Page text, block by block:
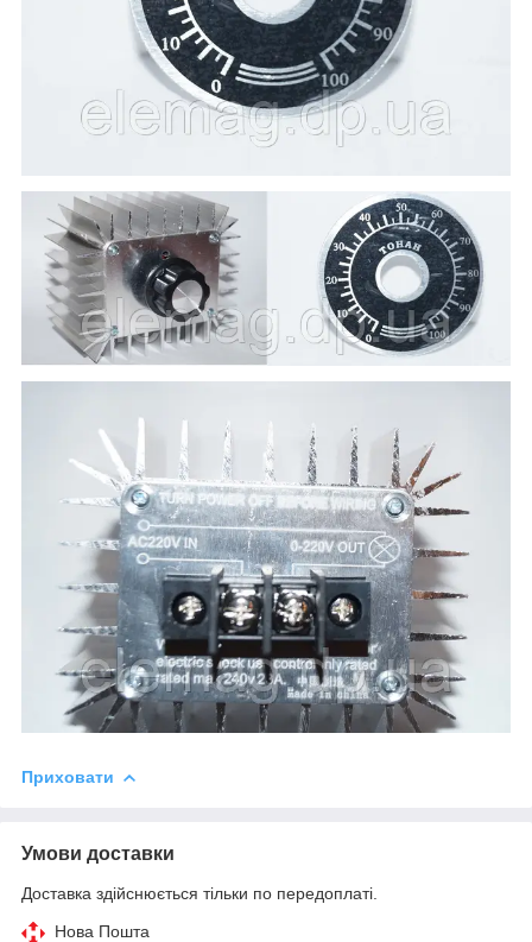
Приховати
Умови доставки
Доставка здійснюється тільки по передоплаті.
Нова Пошта